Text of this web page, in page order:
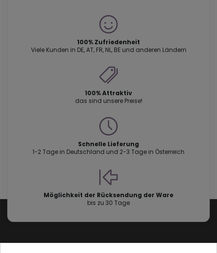
100% Zufriedenheit
Viele Kunden in DE, AT, FR, NL, BE und anderen Ländern
100% Attraktiv
das sind unsere Preise!
Schnelle Lieferung
1-2 Tage in Deutschland und 2-3 Tage in Österreich
Möglichkeit der Rücksendung der Ware
bis zu 30 Tage